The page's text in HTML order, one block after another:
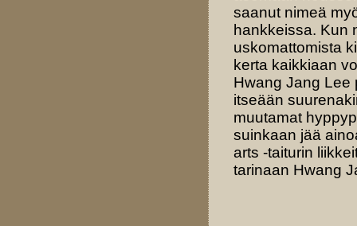
saanut nimeä
hankkeissa. Kun
uskomattomista
kerta kaikkiaan
Hwang Jang Lee
itseään
muutamat
suinkaan jää
arts -taiturin
tarinaan Hwang